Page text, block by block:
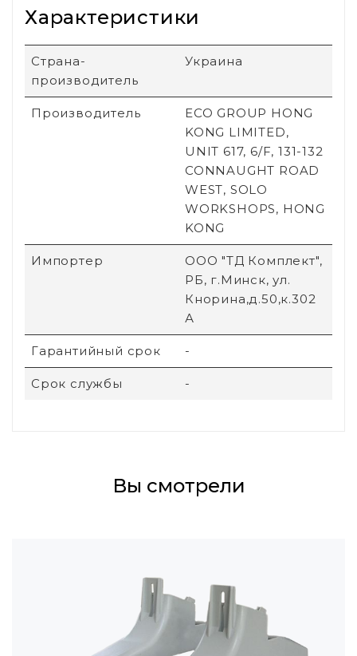
Характеристики
Страна-
производитель
Украина
Производитель
ECO GROUP HONG
KONG LIMITED,
UNIT 617, 6/F, 131-132
CONNAUGHT ROAD
WEST, SOLO
WORKSHOPS, HONG
KONG
Импортер
ООО "ТД Комплект",
РБ, г.Минск, ул.
Кнорина,д.50,к.302
А
Гарантийный срок -
Срок службы -
Вы смотрели